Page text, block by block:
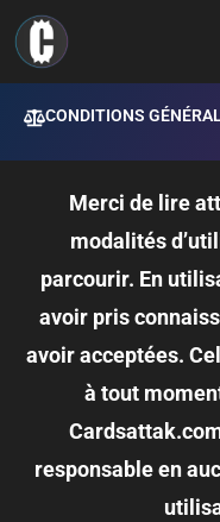
CONDITIONS
Merci de lire
modalités
parcourir. En
avoir pris
avoir acceptées.
à tout
responsable en